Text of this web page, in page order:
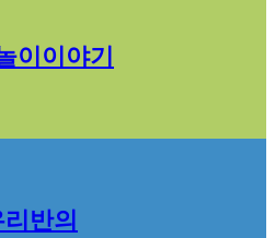
이이야기
반의